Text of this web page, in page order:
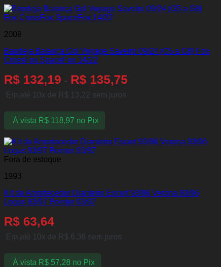
2009
Bandeja Balança Gol Voyage Saveiro 09/24 (G5 a G8) Fox
CrossFox SpaceFox 14/22
R$ 132,19 - R$ 135,75
Em até 10x de R$ 13,22 sem juros
À vista R$118,97 no Pix
Fora de estoque
1993
Kit do Amortecedor Dianteiro Escort 93/96 Verona 93/96
Logus 93/97 Pointer 93/97
R$ 63,64
Em até 10x de R$ 6,36 sem juros
À vista R$57,28 no Pix